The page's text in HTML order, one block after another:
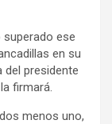
superado ese
en su
del presidente
firmará.
menos uno,